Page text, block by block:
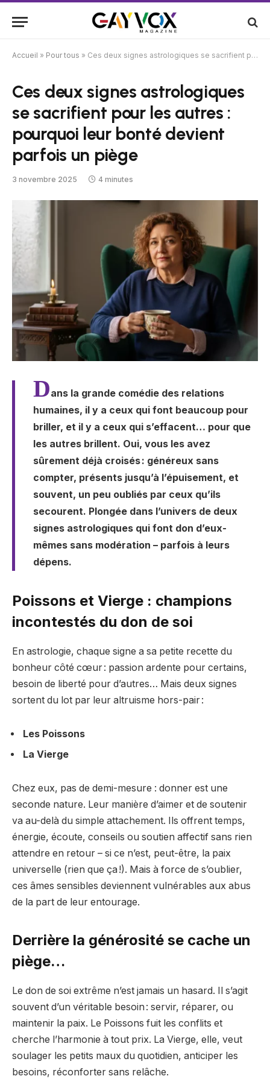
Accueil » Pour tous » Ces deux signes astrologiques se sacrifient pour les autres : pourquoi leur bonté devient parfois un piège
Ces deux signes astrologiques
se sacrifient pour les autres :
pourquoi leur bonté devient
parfois un piège
3 novembre 2025 4 minutes
Dans la grande comédie des relations
humaines, il y a ceux qui font beaucoup pour
briller, et il y a ceux qui s’effacent… pour que
les autres brillent. Oui, vous les avez
sûrement déjà croisés : généreux sans
compter, présents jusqu’à l’épuisement, et
souvent, un peu oubliés par ceux qu’ils
secourent. Plongée dans l’univers de deux
signes astrologiques qui font don d’eux-
mêmes sans modération – parfois à leurs
dépens.
Poissons et Vierge : champions
incontestés du don de soi
En astrologie, chaque signe a sa petite recette du
bonheur côté cœur : passion ardente pour certains,
besoin de liberté pour d’autres… Mais deux signes
sortent du lot par leur altruisme hors-pair :
Les Poissons
La Vierge
Chez eux, pas de demi-mesure : donner est une
seconde nature. Leur manière d’aimer et de soutenir
va au-delà du simple attachement. Ils offrent temps,
énergie, écoute, conseils ou soutien affectif sans rien
attendre en retour – si ce n’est, peut-être, la paix
universelle (rien que ça !). Mais à force de s’oublier,
ces âmes sensibles deviennent vulnérables aux abus
de la part de leur entourage.
Derrière la générosité se cache un
piège…
Le don de soi extrême n’est jamais un hasard. Il s’agit
souvent d’un véritable besoin : servir, réparer, ou
maintenir la paix. Le Poissons fuit les conflits et
cherche l’harmonie à tout prix. La Vierge, elle, veut
soulager les petits maux du quotidien, anticiper les
besoins, réconforter sans relâche.